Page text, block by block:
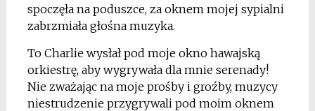
spoczęła na poduszce, za oknem mojej sypialni
zabrzmiała głośna muzyka.
To Charlie wysłał pod moje okno hawajską
orkiestrę, aby wygrywała dla mnie serenady!
Nie zważając na moje prośby i groźby, muzycy
niestrudzenie przygrywali pod moim oknem